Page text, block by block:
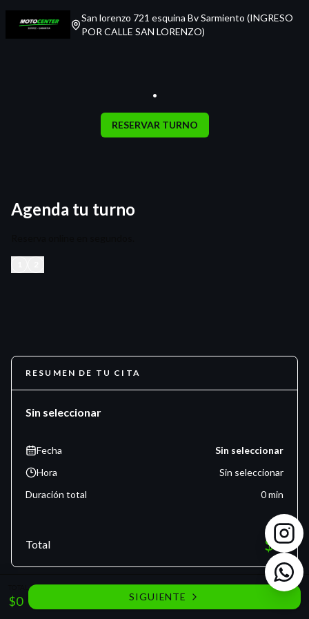
San lorenzo 721 esquina Bv Sarmiento (INGRESO
POR CALLE SAN LORENZO)
.
RESERVAR TURNO
Agenda tu turno
RESUMEN DE TU CITA
Sin seleccionar
Fecha
Sin seleccionar
Hora
Sin seleccionar
Duración total
0min
Total $0
$0 SIGUIENTE
turnoapp·Creá la tuya gratis